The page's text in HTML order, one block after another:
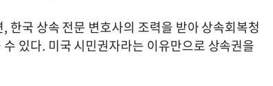
한국 상속 전문 변호사의 조력을 받아 상속회복청
있다. 미국 시민권자라는 이유만으로 상속권을